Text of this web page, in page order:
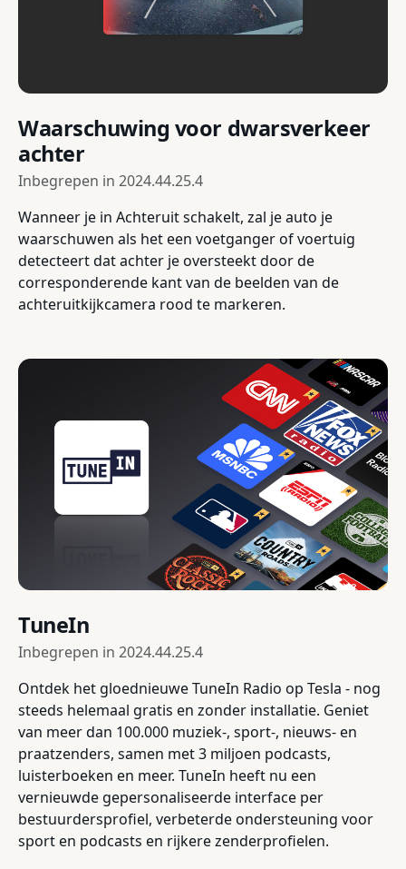
Waarschuwing voor dwarsverkeer
achter
Inbegrepen in 2024.44.25.4
Wanneer je in Achteruit schakelt, zal je auto je
waarschuwen als het een voetganger of voertuig
detecteert dat achter je oversteekt door de
corresponderende kant van de beelden van de
achteruitkijkcamera rood te markeren.
TuneIn
Inbegrepen in 2024.44.25.4
Ontdek het gloednieuwe TuneIn Radio op Tesla - nog
steeds helemaal gratis en zonder installatie. Geniet
van meer dan 100.000 muziek-, sport-, nieuws- en
praatzenders, samen met 3 miljoen podcasts,
luisterboeken en meer. TuneIn heeft nu een
vernieuwde gepersonaliseerde interface per
bestuurdersprofiel, verbeterde ondersteuning voor
sport en podcasts en rijkere zenderprofielen.